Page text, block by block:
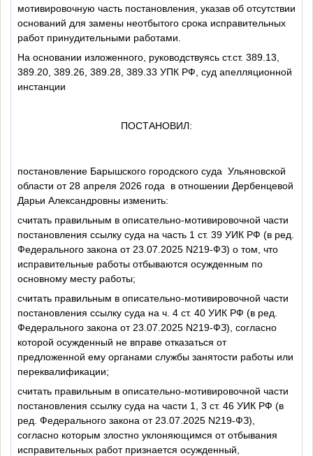
мотивировочную часть постановления, указав об отсутствии
оснований для замены неотбытого срока исправительных
работ принудительными работами.
На основании изложенного, руководствуясь ст.ст. 389.13,
389.20, 389.26, 389.28, 389.33 УПК РФ, суд апелляционной
инстанции
ПОСТАНОВИЛ:
постановление Барышского городского суда Ульяновской
области от 28 апреля 2026 года
в отношении Дербенцевой
Дарьи Александровны изменить:
считать правильным в описательно-мотивировочной части
постановления ссылку суда на часть 1 ст. 39 УИК РФ (в ред.
Федерального закона от 23.07.2025 N219-ФЗ) о том, что
исправительные работы отбываются осужденным по
основному месту работы;
считать правильным в описательно-мотивировочной части
постановления ссылку суда на ч. 4 ст. 40 УИК РФ (в ред.
Федерального закона от 23.07.2025 N219-ФЗ), согласно
которой осужденный не вправе отказаться от
предложенной ему органами службы занятости работы или
переквалификации;
считать правильным в описательно-мотивировочной части
постановления ссылку суда на части 1, 3 ст. 46 УИК РФ (в
ред. Федерального закона от 23.07.2025 N219-ФЗ),
согласно которым злостно уклоняющимся от отбывания
исправительных работ признается осужденный,